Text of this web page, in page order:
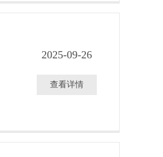
2025-09-26
查看详情